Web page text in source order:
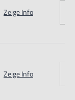
Schleifen.
Zeige Info
Zeige Info